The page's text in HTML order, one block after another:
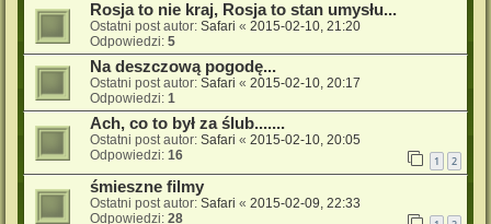
Rosja to nie kraj, Rosja to stan umysłu...
Ostatni post autor: Safari « 2015-02-10, 21:20
Odpowiedzi: 5
Na deszczową pogodę...
Ostatni post autor: Safari « 2015-02-10, 20:17
Odpowiedzi: 1
Ach, co to był za ślub.......
Ostatni post autor: Safari « 2015-02-10, 20:05
Odpowiedzi: 16 1 2
śmieszne filmy
Ostatni post autor: Safari « 2015-02-09, 22:33
Odpowiedzi: 28